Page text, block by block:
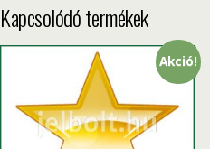
Kapcsolódó termékek
Akció!